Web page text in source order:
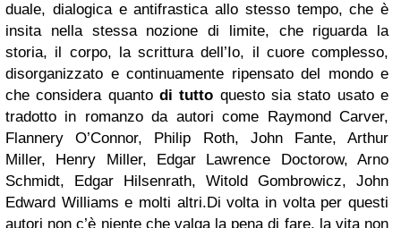
duale, dialogica e antifrastica allo stesso tempo, che è
insita nella stessa nozione di limite, che riguarda la
storia, il corpo, la scrittura dell’Io, il cuore complesso,
disorganizzato e continuamente ripensato del mondo e
che considera quanto di tutto questo sia stato usato e
tradotto in romanzo da autori come Raymond Carver,
Flannery O’Connor, Philip Roth, John Fante, Arthur
Miller, Henry Miller, Edgar Lawrence Doctorow, Arno
Schmidt, Edgar Hilsenrath, Witold Gombrowicz, John
Edward Williams e molti altri.Di volta in volta per questi
autori non c’è niente che valga la pena di fare, la vita non